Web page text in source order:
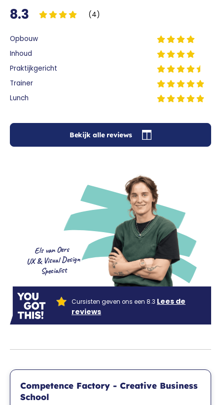
8.3 (4)
Opbouw
Inhoud
Praktijkgericht
Trainer
Lunch
Bekijk alle reviews
Els van Oers
UX & Visual Design
Specialist
Cursisten geven ons een 8.3 Lees de
reviews
Competence Factory - Creative Business
School